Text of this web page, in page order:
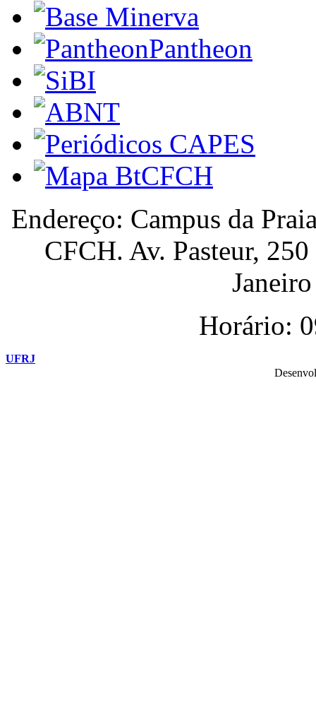
Pantheon
Endereço: Campus da
CFCH. Av. Pasteur,
Horário:
UFRJ